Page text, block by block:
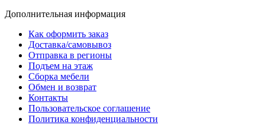
Дополнительная информация
Как оформить заказ
Доставка/самовывоз
Отправка в регионы
Подъем на этаж
Сборка мебели
Обмен и возврат
Контакты
Пользовательское соглашение
Политика конфиденциальности